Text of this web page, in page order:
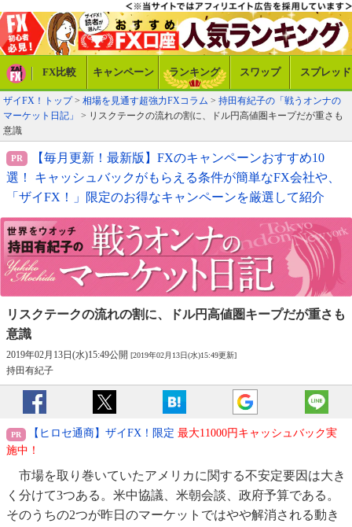
FX比較 キャンペーン ランキング スワップ スプレッド
ザイFX！トップ> 相場を見通す超強力FXコラム > 持田有紀子の「戦うオンナの
マーケット日記」
> リスクテークの流れの割に、ドル円高値圏キープだが重さも
意識
【毎月更新！最新版】FXのキャンペーンおすすめ10
選！ キャッシュバックがもらえる条件が簡単なFX会社や、
「ザイFX！」限定のお得なキャンペーンを厳選して紹介
リスクテークの流れの割に、
ドル円高値圏キープだが重さも
意識
2019年02月13日(水)15:49公開 [2019年02月13日(水)15:49更新]
持田有紀子
【ヒロセ通商】ザイFX！限定 最大11000円キャッシュバック実
施中！
市場を取り巻いていたアメリカに関する不安定要因は大き
く分けて3つある。米中協議、米朝会談、政府予算である。
そのうちの2つが昨日のマーケットではやや解消される動き